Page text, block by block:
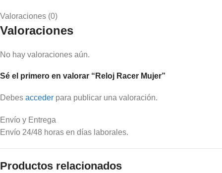
Valoraciones (0)
Valoraciones
No hay valoraciones aún.
Sé el primero en valorar “Reloj Racer Mujer”
Debes acceder para publicar una valoración.
Envío y Entrega
Envío 24/48 horas en días laborales.
Productos relacionados